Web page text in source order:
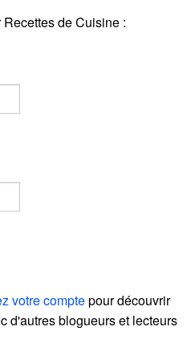
de Cuisine :
votre comptepour découvrir
d'autres blogueurs et lecteurs